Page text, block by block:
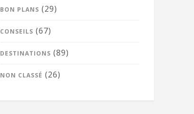
BON PLANS (29)
CONSEILS (67)
DESTINATIONS (89)
NON CLASSÉ (26)